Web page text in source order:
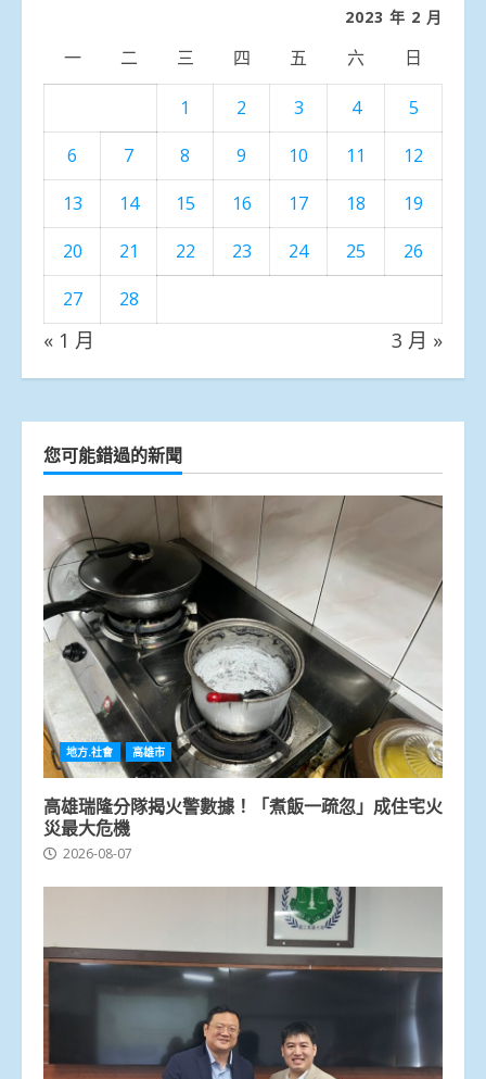
2023 年 2 月
一 二 三 四 五 六 日
1 2 3 4
5
6
7 8 9 10 11
12
13
14 15 16 17 18
19
20
21 22 23 24 25
26
27
28
« 1 月 3 月 »
您可能錯過的新聞
地方.社會 高雄市
高雄瑞隆分隊揭火警數據！「煮飯一疏忽」成住宅火
災最大危機
2026-08-07